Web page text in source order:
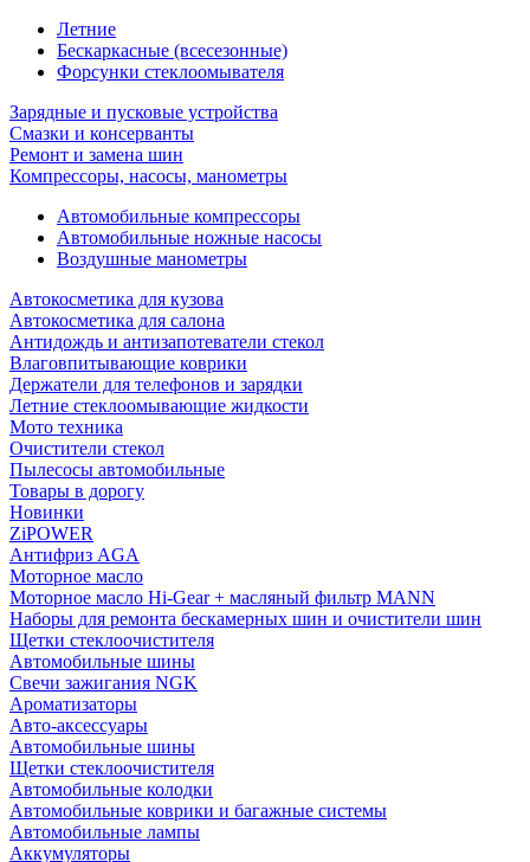
Летние
Бескаркасные (всесезонные)
Форсунки стеклоомывателя
Зарядные и пусковые устройства
Смазки и консерванты
Ремонт и замена шин
Компрессоры, насосы, манометры
Автомобильные компрессоры
Автомобильные ножные насосы
Воздушные манометры
Автокосметика для кузова
Автокосметика для салона
Антидождь и антизапотеватели стекол
Влаговпитывающие коврики
Держатели для телефонов и зарядки
Летние стеклоомывающие жидкости
Мото техника
Очистители стекол
Пылесосы автомобильные
Товары в дорогу
Новинки
ZiPOWER
Антифриз AGA
Моторное масло
Моторное масло Hi-Gear + масляный фильтр MANN
Наборы для ремонта бескамерных шин и очистители шин
Щетки стеклоочистителя
Автомобильные шины
Свечи зажигания NGK
Ароматизаторы
Авто-аксессуары
Автомобильные шины
Щетки стеклоочистителя
Автомобильные колодки
Автомобильные коврики и багажные системы
Автомобильные лампы
Аккумуляторы